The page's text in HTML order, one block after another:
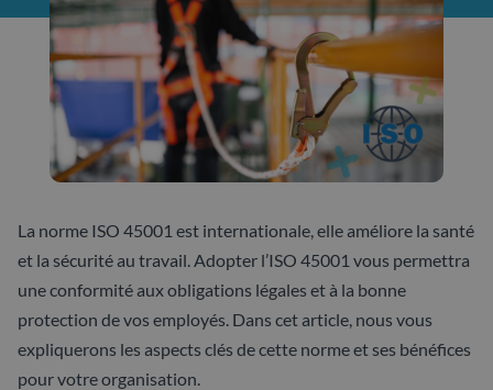
La norme ISO 45001 est internationale, elle améliore la santé
et la sécurité au travail. Adopter l’ISO 45001 vous permettra
une conformité aux obligations légales et à la bonne
protection de vos employés. Dans cet article, nous vous
expliquerons les aspects clés de cette norme et ses bénéfices
pour votre organisation.